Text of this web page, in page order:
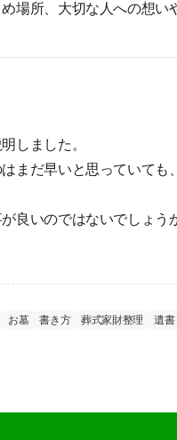
場所、大切な人への想い
しました。
まだ早いと思っていて
良いのではないでしょう
お墓 書き方 葬式家財整理 遺書